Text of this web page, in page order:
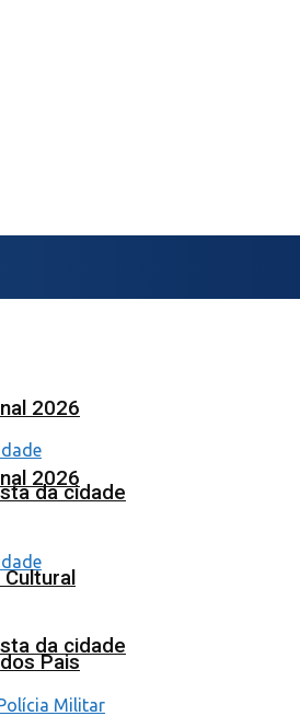
2026
da cidade
2026
da cidade
Pais